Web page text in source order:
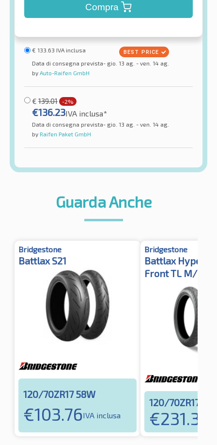
Compra
€ 133.63 IVA inclusa
Data di consegna prevista- gio. 13 ag. - ven. 14 ag.
by Auto-Raifen GmbH
€ 139.01 -2%
€136.23IVA inclusa*
Data di consegna prevista- gio. 13 ag. - ven. 14 ag.
by Raifen Paket GmbH
Guarda Anche
Bridgestone
Battlax S21
120/70ZR17 58W
€103.76IVA inclusa
Bridgestone
Battlax
Front TL M/C
120/70ZR17
€231.32